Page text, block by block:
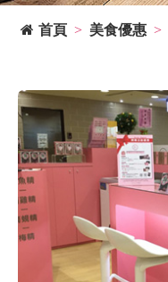
首頁 美食優惠